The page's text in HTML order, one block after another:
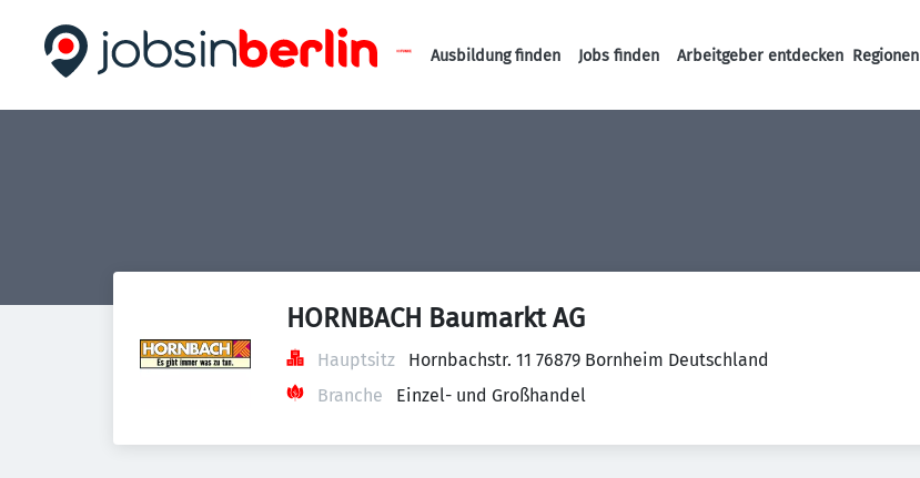
Haupt-Navigation
Ausbildung finden Jobs finden Arbeitgeber entdecken Regionen
HORNBACH Baumarkt AG
Hauptsitz
Hornbachstr. 11 76879 Bornheim Deutschland
Branche
Einzel- und Großhandel